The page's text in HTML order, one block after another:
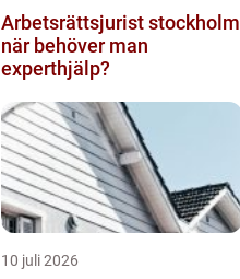
Arbetsrättsjurist stockholm
när behöver man
experthjälp?
10 juli 2026